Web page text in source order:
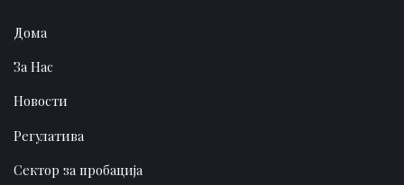
Дома
За Нас
Новости
Регулатива
Сектор за пробација